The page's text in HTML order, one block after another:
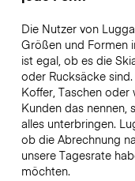
Die Nutzer von
Größen und Formen
ist egal, ob es die
oder Rucksäcke
Koffer, Taschen
Kunden das nennen,
alles unterbringen.
ob die Abrechnung
unsere Tagesrate
möchten.